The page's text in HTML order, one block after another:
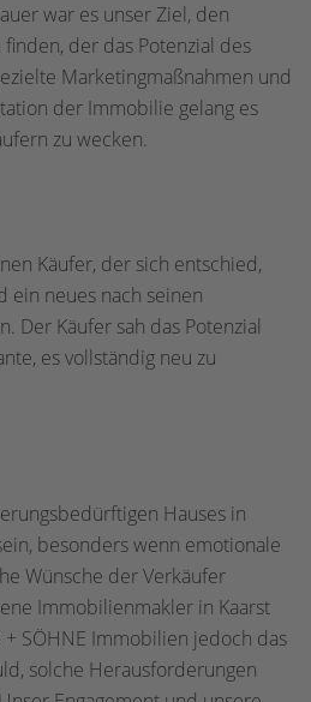
war es unser Ziel, den
der das Potenzial des
Marketingmaßnahmen und
der Immobilie gelang es
zu wecken.
Käufer, der sich entschied,
ein neues nach seinen
Der Käufer sah das Potenzial
es vollständig neu zu
Hauses in
besonders wenn emotionale
Wünsche der Verkäufer
Immobilienmakler in Kaarst
SÖHNE Immobilien jedoch das
solche Herausforderungen